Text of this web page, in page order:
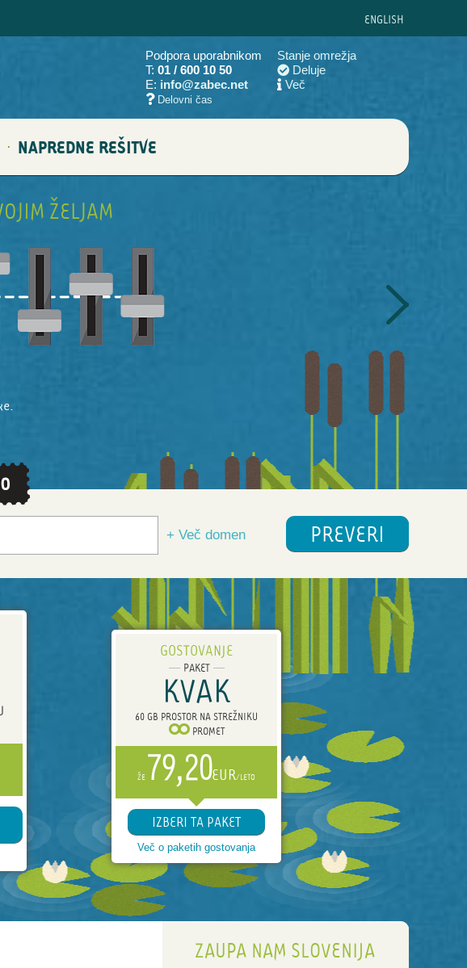
ENGLISH
Podpora uporabnikom
T: 01 / 600 10 50
E: info@zabec.net
Delovni čas
Stanje omrežja
Deluje
Več
· NAPREDNE REŠITVE
ŽELJAM
+ Več domen PREVERI
GOSTOVANJE
PAKET
KVAK
60 GB PROSTOR NA STREŽNIKU
PROMET
ŽE 79,20EUR/LETO
IZBERI TA PAKET
Več o paketih gostovanja
ZAUPA NAM SLOVENIJA